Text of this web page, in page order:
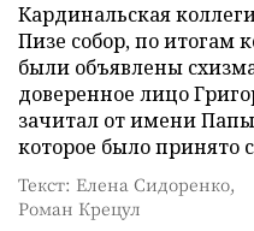
Кардинальская
Пизе собор, по итогам
были объявлены
доверенное лицо
зачитал от имени
которое было принято
Текст: Елена Сидоренко,
Роман Крецул